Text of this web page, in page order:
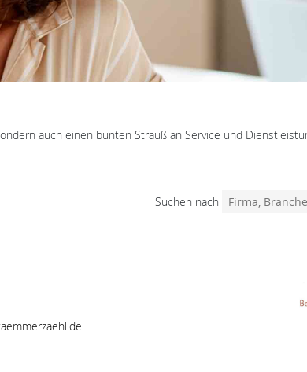
auch einen bunten Strauß an Service und
Suchen nach